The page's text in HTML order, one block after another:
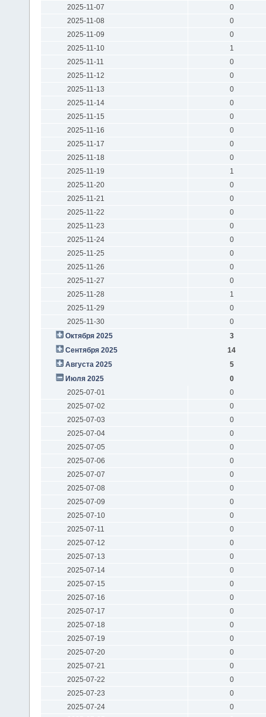
2025-11-07
0
2025-11-08
0
2025-11-09
0
2025-11-10
1
2025-11-11
0
2025-11-12
0
2025-11-13
0
2025-11-14
0
2025-11-15
0
2025-11-16
0
2025-11-17
0
2025-11-18
0
2025-11-19
1
2025-11-20
0
2025-11-21
0
2025-11-22
0
2025-11-23
0
2025-11-24
0
2025-11-25
0
2025-11-26
0
2025-11-27
0
2025-11-28
1
2025-11-29
0
2025-11-30
0
Октября 2025
3
Сентября 2025
14
Августа 2025
5
Июля 2025
0
2025-07-01
0
2025-07-02
0
2025-07-03
0
2025-07-04
0
2025-07-05
0
2025-07-06
0
2025-07-07
0
2025-07-08
0
2025-07-09
0
2025-07-10
0
2025-07-11
0
2025-07-12
0
2025-07-13
0
2025-07-14
0
2025-07-15
0
2025-07-16
0
2025-07-17
0
2025-07-18
0
2025-07-19
0
2025-07-20
0
2025-07-21
0
2025-07-22
0
2025-07-23
0
2025-07-24
0